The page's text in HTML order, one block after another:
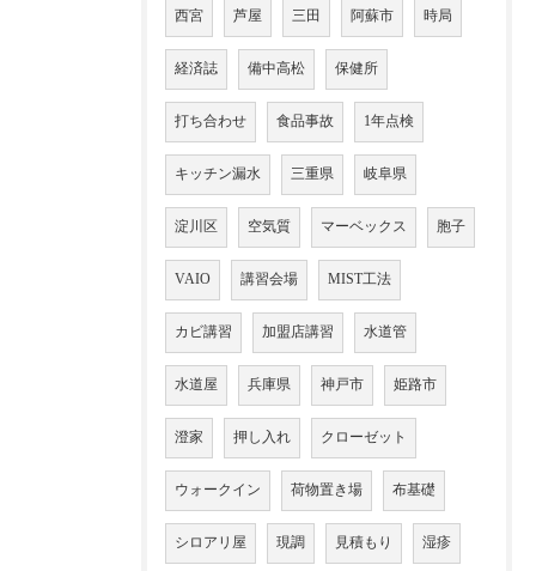
西宮 芦屋 三田 阿蘇市 時局
経済誌 備中高松 保健所
打ち合わせ 食品事故 1年点検
キッチン漏水 三重県 岐阜県
淀川区 空気質 マーベックス 胞子
VAIO 講習会場 MIST工法
カビ講習 加盟店講習 水道管
水道屋 兵庫県 神戸市 姫路市
澄家 押し入れ クローゼット
ウォークイン 荷物置き場 布基礎
シロアリ屋 現調 見積もり 湿疹